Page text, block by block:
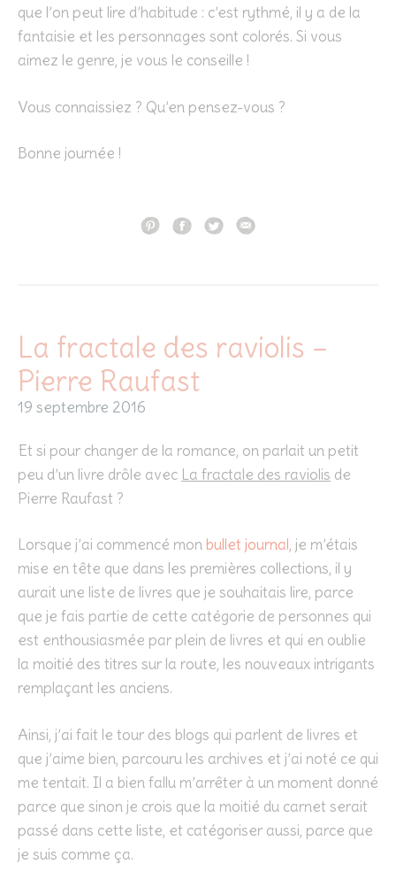
que l’on peut lire d’habitude : c’est rythmé, il y a de la
fantaisie et les personnages sont colorés. Si vous
aimez le genre, je vous le conseille !
Vous connaissiez ? Qu’en pensez-vous ?
Bonne journée !
La fractale des raviolis –
Pierre Raufast
19 septembre 2016
Et si pour changer de la romance, on parlait un petit
peu d’un livre drôle avec La fractale des raviolis de
Pierre Raufast ?
Lorsque j’ai commencé mon bullet journal, je m’étais
mise en tête que dans les premières collections, il y
aurait une liste de livres que je souhaitais lire, parce
que je fais partie de cette catégorie de personnes qui
est enthousiasmée par plein de livres et qui en oublie
la moitié des titres sur la route, les nouveaux intrigants
remplaçant les anciens.
Ainsi, j’ai fait le tour des blogs qui parlent de livres et
que j’aime bien, parcouru les archives et j’ai noté ce qui
me tentait. Il a bien fallu m’arrêter à un moment donné
parce que sinon je crois que la moitié du carnet serait
passé dans cette liste, et catégoriser aussi, parce que
je suis comme ça.